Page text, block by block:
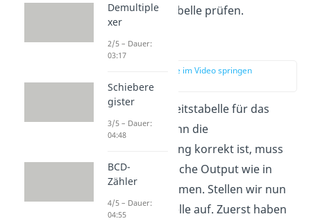
einer Wahrheitstabelle prüfen.
Wahrheitstabelle
zur Stelle im Video springen
Das ist die Wahrheitstabelle für das
XNOR- Gatter. Wenn die
Äquivalenzschaltung korrekt ist, muss
jetzt exakt der gleiche Output wie in
dieser herauskommen. Stellen wir nun
die Wahrheitstabelle auf. Zuerst haben
Demultiple
xer
2/5 – Dauer:
03:17
Schiebere
gister
3/5 – Dauer:
04:48
BCD-
Zähler
4/5 – Dauer:
04:55